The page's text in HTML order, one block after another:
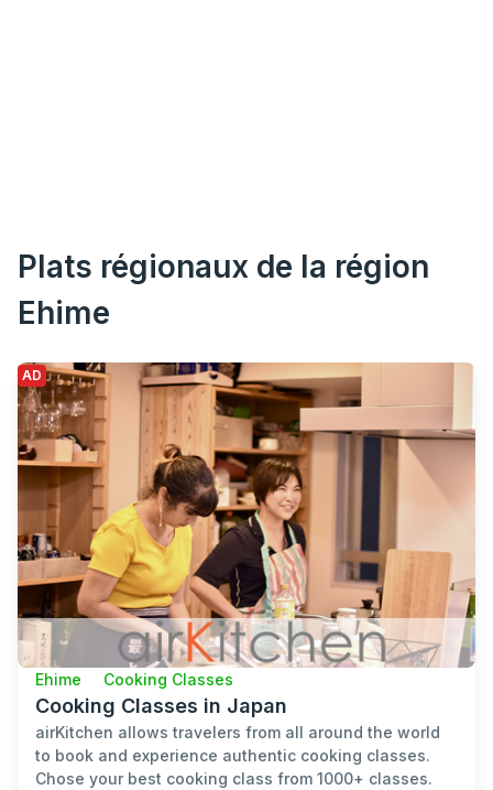
Plats régionaux de la région
Ehime
AD
Ehime Cooking Classes
Cooking Classes in Japan
airKitchen allows travelers from all around the world
to book and experience authentic cooking classes.
Chose your best cooking class from 1000+ classes.